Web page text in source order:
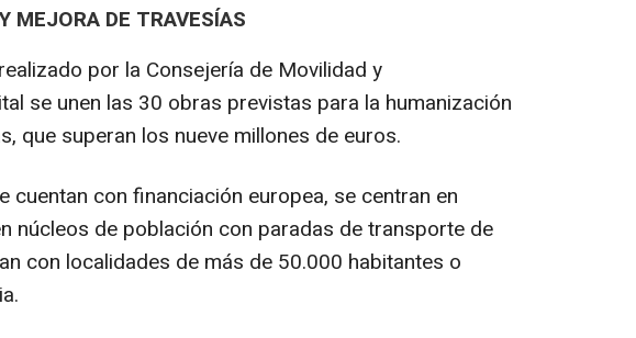
MEJORA DE TRAVESÍAS
por la Consejería de Movilidad y
se unen las 30 obras previstas para la humanización
que superan los nueve millones de euros.
cuentan con financiación europea, se centran en
núcleos de población con paradas de transporte de
con localidades de más de 50.000 habitantes o